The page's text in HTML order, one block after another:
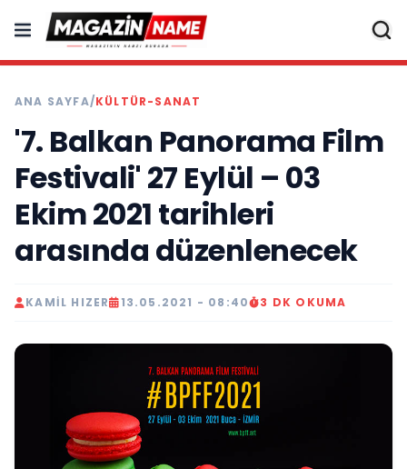
ANA SAYFA/KÜLTÜR-SANAT
'7. Balkan Panorama Film
Festivali' 27 Eylül – 03
Ekim 2021 tarihleri
arasında düzenlenecek
KAMIL HIZER 13.05.2021 - 08:40 3 DK OKUMA